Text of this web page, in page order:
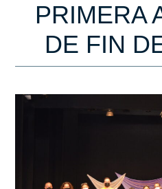
PRIMERA
DE FIN